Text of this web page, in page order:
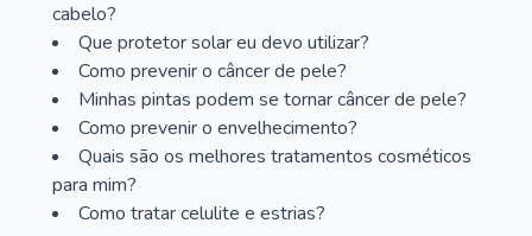
cabelo?
Que protetor solar eu devo utilizar?
Como prevenir o câncer de pele?
Minhas pintas podem se tornar câncer de pele?
Como prevenir o envelhecimento?
Quais são os melhores tratamentos cosméticos
para mim?
Como tratar celulite e estrias?